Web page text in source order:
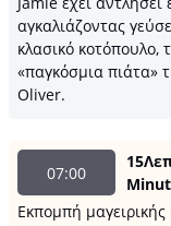
αγκαλιάζοντας
κλασικό κοτόπουλο,
«παγκόσμια πιάτα»
Oliver.
07:00
Εκπομπή